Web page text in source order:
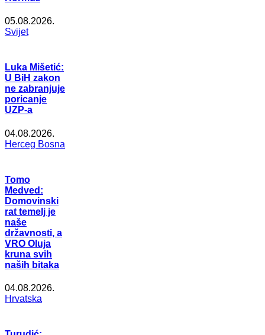
05.08.2026.
Svijet
Luka Mišetić:
U BiH zakon
ne zabranjuje
poricanje
UZP-a
04.08.2026.
Herceg Bosna
Tomo
Medved:
Domovinski
rat temelj je
naše
državnosti, a
VRO Oluja
kruna svih
naših bitaka
04.08.2026.
Hrvatska